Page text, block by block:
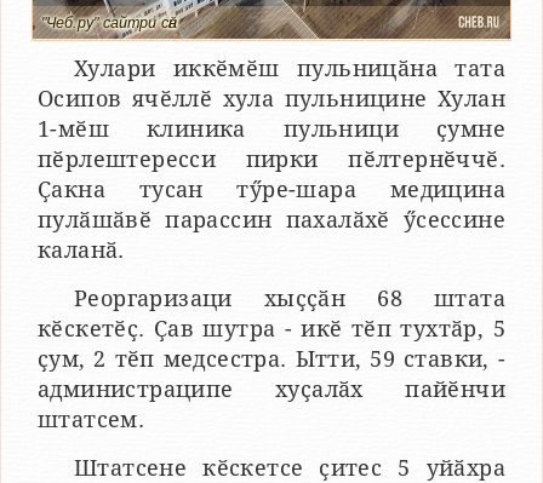
"Чеб.ру" сайтри сӑн
Хулари иккӗмӗш пульницӑна тата
Осипов ячӗллӗ хула пульницине Хулан
1-мӗш клиника пульници ҫумне
пӗрлештересси пирки пӗлтернӗччӗ.
Ҫакна тусан тӳре-шара медицина
пулӑшӑвӗ парассин пахалӑхӗ ӳсессине
каланӑ.
Реоргаризаци хыҫҫӑн 68 штата
кӗскетӗҫ. Ҫав шутра - икӗ тӗп тухтӑр, 5
ҫум, 2 тӗп медсестра. Ытти, 59 ставки, -
администраципе хуҫалӑх пайӗнчи
штатсем.
Штатсене кӗскетсе ҫитес 5 уйӑхра